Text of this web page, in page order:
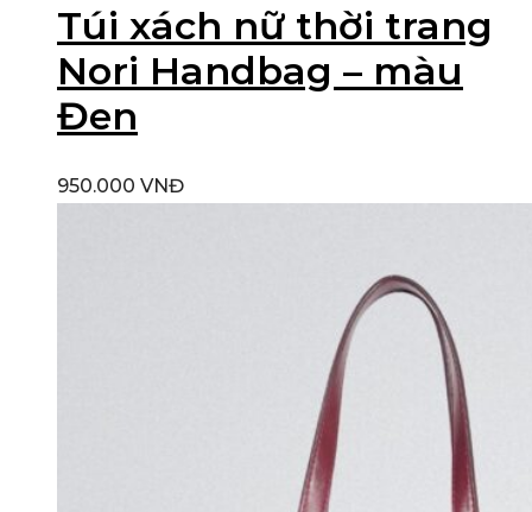
Túi xách nữ thời trang
Nori Handbag – màu
Đen
950.000 VNĐ